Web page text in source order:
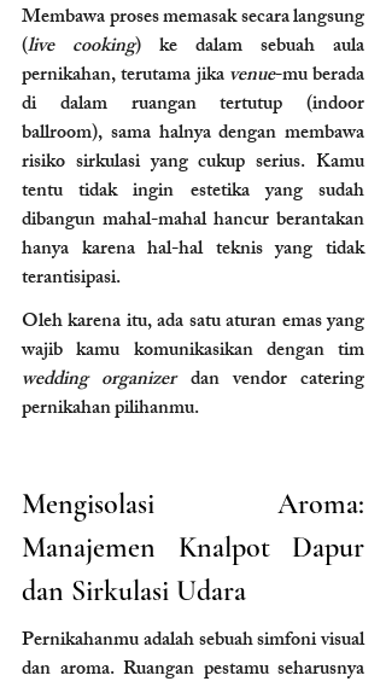
Membawa proses memasak secara langsung
(live cooking) ke dalam sebuah aula
pernikahan, terutama jika venue-mu berada
di dalam ruangan tertutup (indoor
ballroom), sama halnya dengan membawa
risiko sirkulasi yang cukup serius. Kamu
tentu tidak ingin estetika yang sudah
dibangun mahal-mahal hancur berantakan
hanya karena hal-hal teknis yang tidak
terantisipasi.
Oleh karena itu, ada satu aturan emas yang
wedding organizer dan vendor catering
pernikahan pilihanmu.
Mengisolasi Aroma:
Manajemen Knalpot Dapur
dan Sirkulasi Udara
Pernikahanmu adalah sebuah simfoni visual
dan aroma. Ruangan pestamu seharusnya